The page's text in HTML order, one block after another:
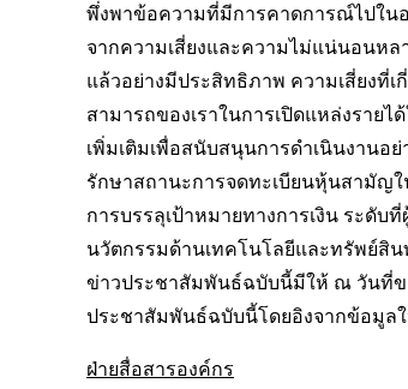
พึ่งพาข้อความที่มีการคาดการณ์ไปใน
จากความเสี่ยงและความไม่แน่นอนห
แล้วอย่างมีประสิทธิภาพ ความเสี่ยงที่
สามารถของเราในการเปิดแหล่งราย
เพิ่มเติมเพื่อสนับสนุนการดำเนินงานอ
รักษาสถานะการจดทะเบียนหุ้นสามัญ
การบรรลุเป้าหมายทางการเงิน ระดั
นวัตกรรมด้านเทคโนโลยีและทรัพย์สิน
ข่าวประชาสัมพันธ์ฉบับนี้มีให้ ณ วันที่ข
ประชาสัมพันธ์ฉบับนี้โดยอิงจากข้อมูล
ฝ่ายสื่อสารองค์กร